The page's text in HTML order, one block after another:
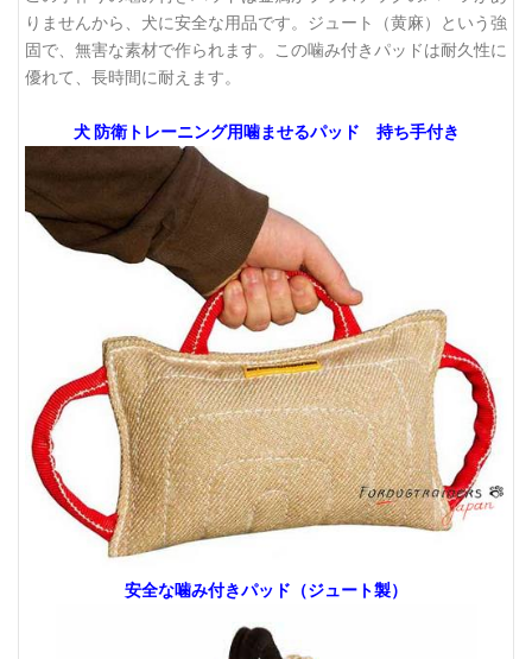
りませんから、犬に安全な用品です。ジュート（黄麻）という強
固で、無害な素材で作られます。この噛み付きパッドは耐久性に
優れて、長時間に耐えます。
犬 防衛トレーニング用噛ませるパッド 持ち手付き
安全な噛み付きパッド（ジュート製）